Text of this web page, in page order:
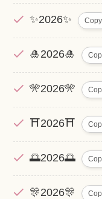
✨2026✨ Copy
🎍2026🎍
🎌2026🎌
⛩️2026⛩️
🌅2026🌅
🎊2026🎊